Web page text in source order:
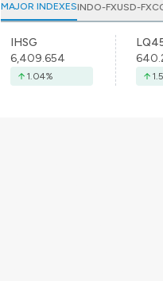
MAJOR INDEXESINDO-FXUSD-FX
IHSG
6,409.654
1.04% 1.5